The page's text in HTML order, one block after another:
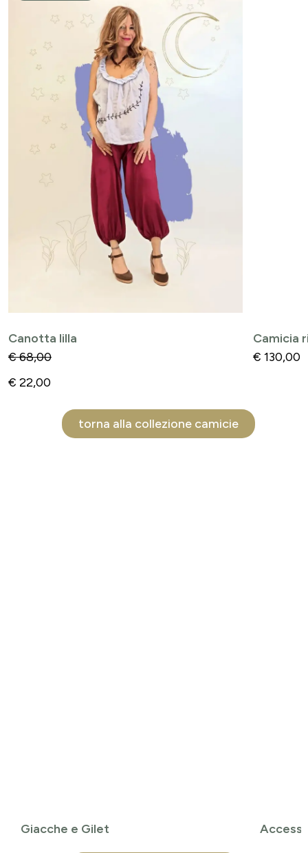
Canotta lilla
€68,00
€ 22,00
Camicia
€ 130,00
torna alla collezione camicie
Giacche e Gilet